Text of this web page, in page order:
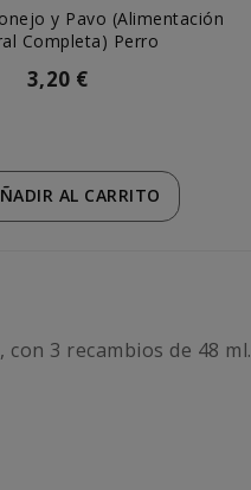
y Pavo (Alimentación
Completa) Perro
3,20 €
AL CARRITO
3 recambios de 48 ml.